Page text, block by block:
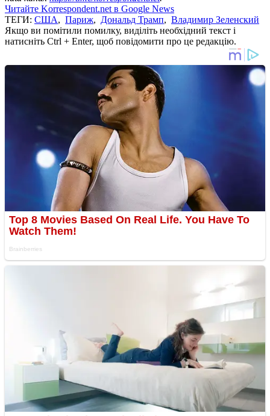
Читайте Korrespondent.net в Google News
ТЕГИ: США, Париж, Дональд Трамп, Владимир Зеленский
Якщо ви помітили помилку, виділіть необхідний текст і
натисніть Ctrl + Enter, щоб повідомити про це редакцію.